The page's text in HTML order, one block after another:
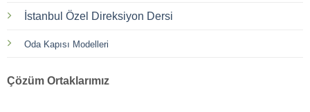
İstanbul Özel Direksiyon Dersi
Oda Kapısı Modelleri
Çözüm Ortaklarımız